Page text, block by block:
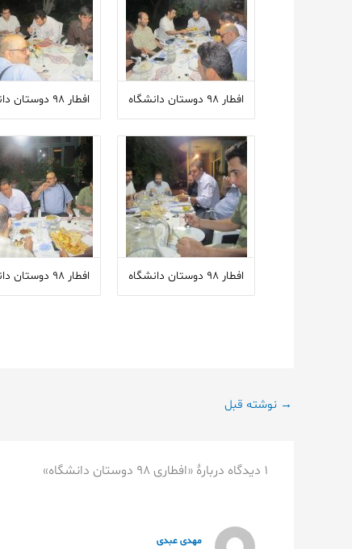
افطار ۹۸ دوستان دانشگاه افطار ۹۸ دوستان دانشگاه
افطار ۹۸ دوستان دانشگاه افطار ۹۸ دوستان دانشگاه
→ نوشته قبل
1 دیدگاه دربارهٔ «افطاری ۹۸ دوستان دانشگاه»
مهدی عبدی